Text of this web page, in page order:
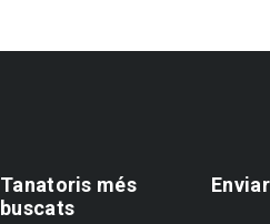
Tanatoris més
buscats